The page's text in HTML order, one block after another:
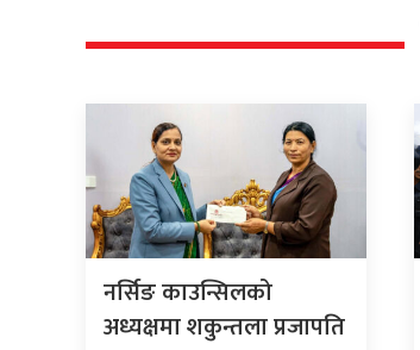
नर्सिङ काउन्सिलको
अध्यक्षमा शकुन्तला प्रजापति